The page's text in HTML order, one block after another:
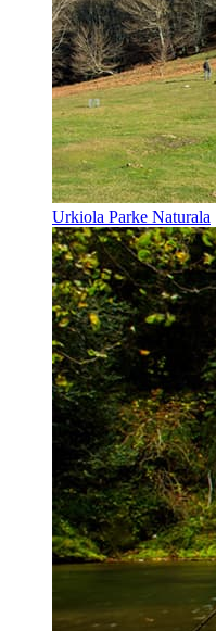
Urkiola Parke Naturala